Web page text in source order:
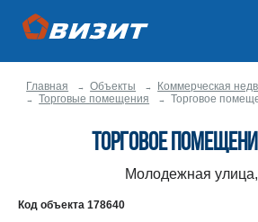
Главная Объекты
Коммерческая
Торговые помещения
Торговое
Торговое
Молодежная
Код объекта 178640